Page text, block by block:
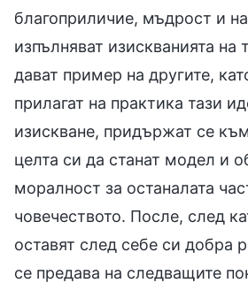
благоприличие, мъдрост и
изпълняват изискванията на
дават пример на другите,
прилагат на практика тази
изискване, придържат се
целта си да станат модел и
моралност за останалата
човечеството. После, след
оставят след себе си добра
се предава на следващите